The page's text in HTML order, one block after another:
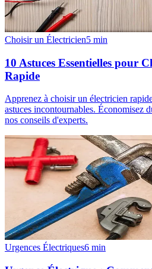
Choisir un Électricien5 min
10 Astuces Essentielles pour
Rapide
Apprenez à choisir un électricien
astuces incontournables. Économisez
nos conseils d'experts.
Urgences Électriques6 min